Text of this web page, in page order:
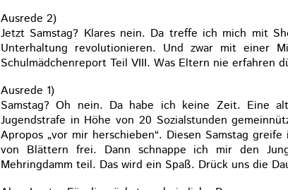
Ausrede 2)
Jetzt Samstag? Klares nein. Da treffe ich mich mit
Unterhaltung revolutionieren. Und zwar mit einer
Schulmädchenreport Teil VIII. Was Eltern nie erfahren
Ausrede 1)
Samstag? Oh nein. Da habe ich keine Zeit. Eine
Jugendstrafe in Höhe von 20 Sozialstunden
Apropos „vor mir herschieben“. Diesen Samstag
von Blättern frei. Dann schnappe ich mir den
Mehringdamm teil. Das wird ein Spaß. Drück uns die